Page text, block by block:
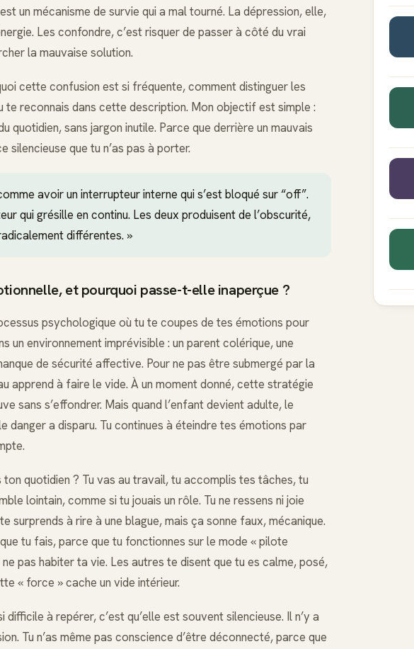
un mécanisme de survie qui a mal tourné. La dépression, elle,
Les confondre, c’est risquer de passer à côté du vrai
la mauvaise solution.
cette confusion est si fréquente, comment distinguer les
reconnais dans cette description. Mon objectif est simple :
quotidien, sans jargon inutile. Parce que derrière un mauvais
silencieuse que tu n’as pas à porter.
avoir un interrupteur interne qui s’est bloqué sur “off”.
qui grésille en continu. Les deux produisent de l’obscurité,
différentes. »
et pourquoi passe-t-elle inaperçue ?
psychologique où tu te coupes de tes émotions pour
un environnement imprévisible : un parent colérique, une
de sécurité affective. Pour ne pas être submergé par la
apprend à faire le vide. À un moment donné, cette stratégie
sans s’effondrer. Mais quand l’enfant devient adulte, le
danger a disparu. Tu continues à éteindre tes émotions par
quotidien ? Tu vas au travail, tu accomplis tes tâches, tu
lointain, comme si tu jouais un rôle. Tu ne ressens ni joie
surprends à rire à une blague, mais ça sonne faux, mécanique.
tu fais, parce que tu fonctionnes sur le mode « pilote
pas habiter ta vie. Les autres te disent que tu es calme, posé,
« force » cache un vide intérieur.
à repérer, c’est qu’elle est souvent silencieuse. Il n’y a
Tu n’as même pas conscience d’être déconnecté, parce que